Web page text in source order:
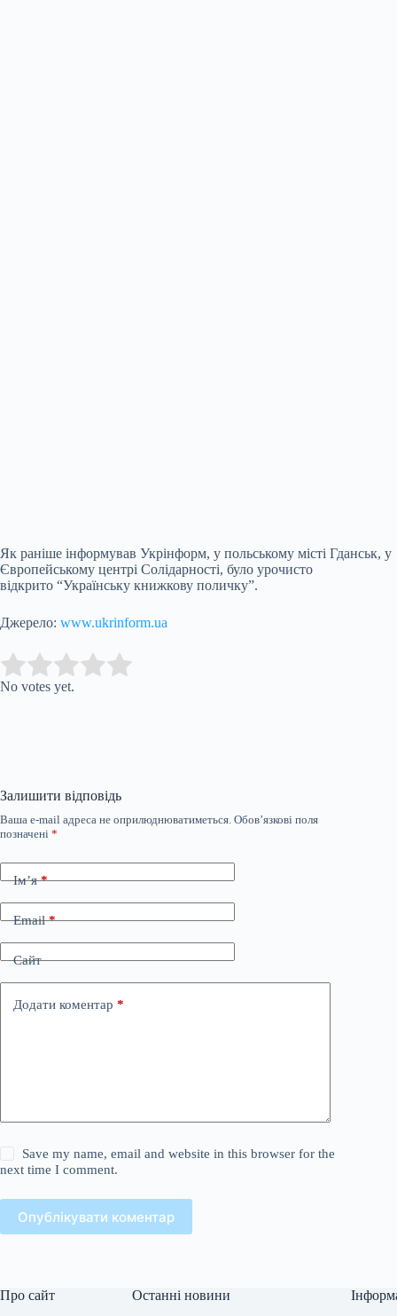
Як раніше інформував Укрінформ, у польському місті Гданськ, у
Європейському центрі Солідарності, було урочисто
відкрито “Українську книжкову поличку”.
Джерело: www.ukrinform.ua
Rate this item:
No votes yet.
Залишити відповідь
Ваша e-mail адреса не оприлюднюватиметься. Обов’язкові поля
позначені *
Ім’я*
Email*
Сайт
Додати коментар *
Save my name, email and website in this browser for the
next time I comment.
Опублікувати коментар
Про сайт Останні новини